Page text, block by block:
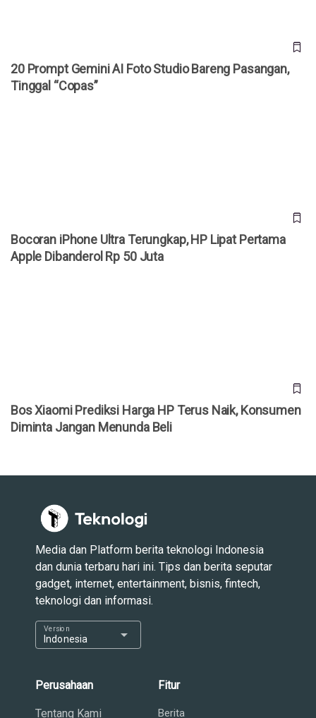
20 Prompt Gemini AI Foto Studio Bareng Pasangan,
Tinggal “Copas”
Bocoran iPhone Ultra Terungkap, HP Lipat Pertama
Apple Dibanderol Rp 50 Juta
Bos Xiaomi Prediksi Harga HP Terus Naik, Konsumen
Diminta Jangan Menunda Beli
Media dan Platform berita teknologi Indonesia
dan dunia terbaru hari ini. Tips dan berita seputar
gadget, internet, entertainment, bisnis, fintech,
teknologi dan informasi.
Indonesia
Version arrow_drop_down
Perusahaan
Tentang Kami
Fitur
Berita